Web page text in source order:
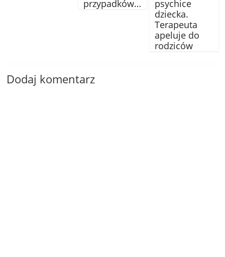
przypadków…
psychice
dziecka.
Terapeuta
apeluje do
rodziców
Dodaj komentarz